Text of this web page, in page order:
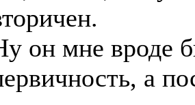
он мне вроде
а